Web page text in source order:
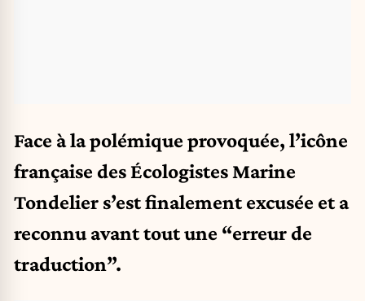
Face à la polémique provoquée, l’icône
française des Écologistes Marine
Tondelier s’est finalement excusée et a
reconnu avant tout une “erreur de
traduction”.